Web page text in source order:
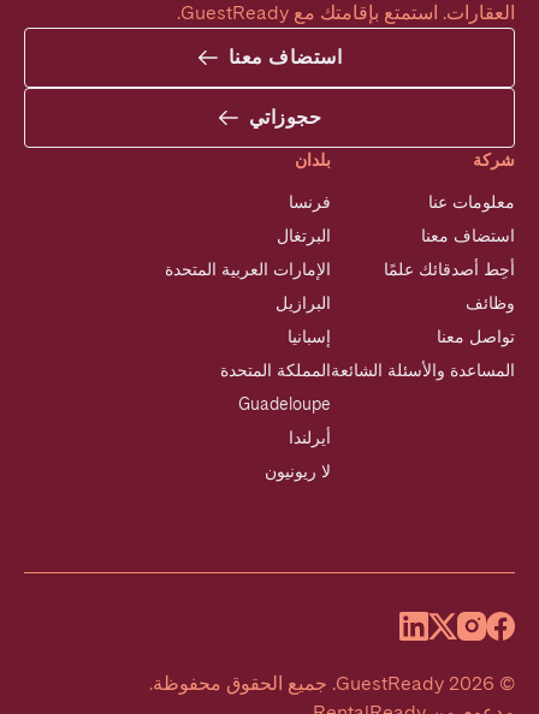
العقارات. استمتع بإقامتك مع GuestReady.
استضاف معنا
حجوزاتي
شركة
معلومات عنا
استضاف معنا
أحِط أصدقائك علمًا
وظائف
تواصل معنا
المساعدة والأسئلة الشائعة
بلدان
فرنسا
البرتغال
الإمارات العربية المتحدة
البرازيل
إسبانيا
المملكة المتحدة
Guadeloupe
أيرلندا
لا ريونيون
©
2026
GuestReady
. جميع الحقوق محفوظة.